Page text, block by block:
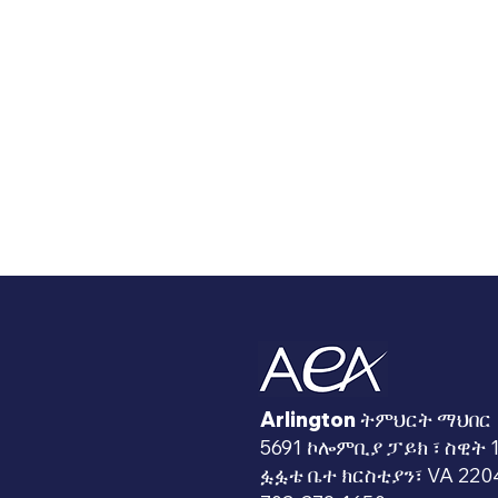
Arlington ትምህርት ማህበር
5691 ኮሎምቢያ ፓይክ ፣ ስዊት
ፏፏቴ ቤተ ክርስቲያን፣ VA